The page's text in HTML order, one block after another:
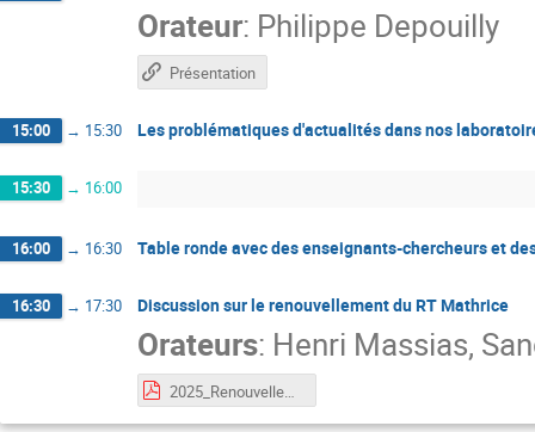
Orateur: Philippe Depouilly
Présentation
15:00 → 15:30 Les problématiques d'actualités dans nos
15:30 → 16:00
16:00 → 16:30 Table ronde avec des enseignants-chercheurs et
16:30 → 17:30 Discussion sur le renouvellement du RT Mathrice
Orateurs: Henri Massias,
2025_Renouvellement_journees_Mathrice_Limoges.pdf